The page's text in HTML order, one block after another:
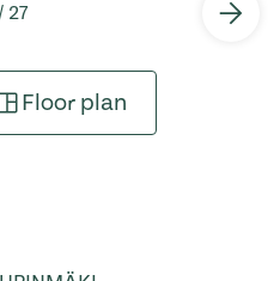
27
Floor plan